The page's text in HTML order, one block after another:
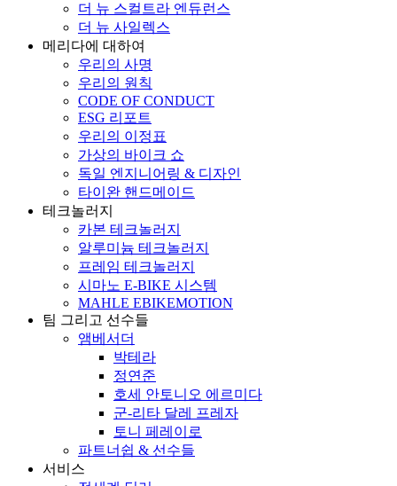
더 뉴 스컬트라 엔듀런스
더 뉴 사일렉스
메리다에 대하여
우리의 사명
우리의 원칙
CODE OF CONDUCT
ESG 리포트
우리의 이정표
가상의 바이크 쇼
독일 엔지니어링 & 디자인
타이완 핸드메이드
테크놀러지
카본 테크놀러지
알루미늄 테크놀러지
프레임 테크놀러지
시마노 E-BIKE 시스템
MAHLE EBIKEMOTION
팀 그리고 선수들
앰베서더
박테라
정연준
호세 안토니오 에르미다
군-리타 달레 프레자
토니 페레이로
파트너쉽 & 선수들
서비스